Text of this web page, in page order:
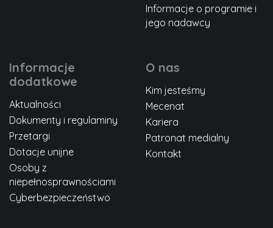
Informacje o programie i
jego nadawcy
Informacje
dodatkowe
Aktualności
Dokumenty i regulaminy
Przetargi
Dotacje unijne
Osoby z
niepełnosprawnościami
Cyberbezpieczeństwo
O nas
Kim jesteśmy
Mecenat
Kariera
Patronat medialny
Kontakt